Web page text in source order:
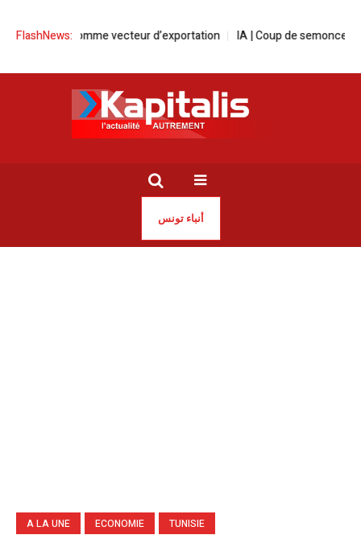
FlashNews:
comme vecteur d’exportation IA | Coup de semonce
أنباء تونس
A LA UNE ECONOMIE TUNISIE